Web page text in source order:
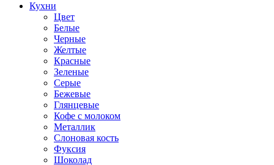
Кухни
Цвет
Белые
Черные
Желтые
Красные
Зеленые
Серые
Бежевые
Глянцевые
Кофе с молоком
Металлик
Слоновая кость
Фуксия
Шоколад